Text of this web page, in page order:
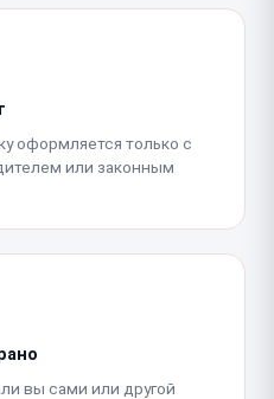
оформляется только с
или законным
вы сами или другой